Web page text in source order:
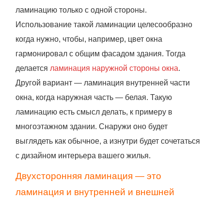
ламинацию только с одной стороны.
Использование такой ламинации целесообразно
когда нужно, чтобы, например, цвет окна
гармонировал с общим фасадом здания. Тогда
делается ламинация наружной стороны окна.
Другой вариант — ламинация внутренней части
окна, когда наружная часть — белая. Такую
ламинацию есть смысл делать, к примеру в
многоэтажном здании. Снаружи оно будет
выглядеть как обычное, а изнутри будет сочетаться
с дизайном интерьера вашего жилья.
Двухсторонняя ламинация — это
ламинация и внутренней и внешней